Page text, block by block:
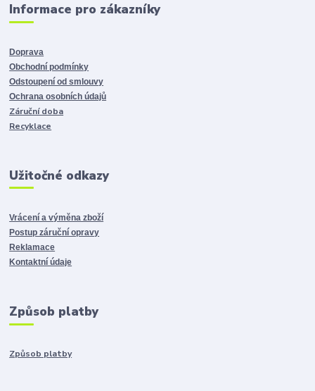
Informace pro zákazníky
Doprava
Obchodní podmínky
Odstoupení od smlouvy
Ochrana osobních údajů
Záruční doba
Recyklace
Užitočné odkazy
Vrácení a výměna zboží
Postup záruční opravy
Reklamace
Kontaktní údaje
Způsob platby
Způsob platby